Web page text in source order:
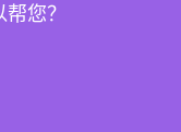
培训一站式服务网站，提
可证号：
您？